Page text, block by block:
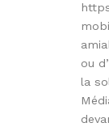
ou
la